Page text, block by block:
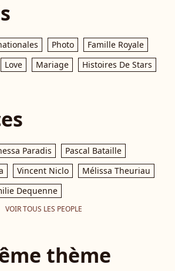
Photo
Famille Royale
Love Mariage Histoires De Stars
Paradis
Pascal Bataille
Vincent Niclo
Mélissa Theuriau
Dequenne
VOIR TOUS LES PEOPLE
thème